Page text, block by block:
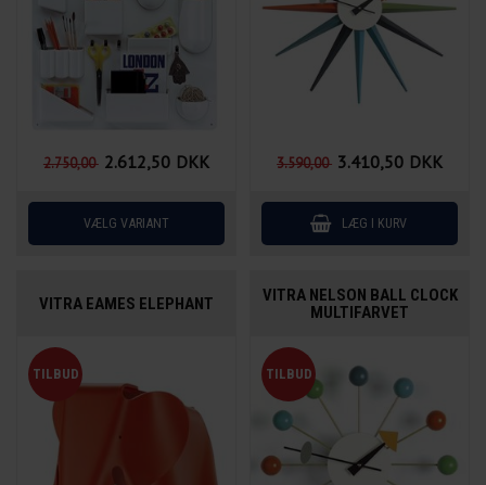
2.750,00 2.612,50 DKK 3.590,00 3.410,50 DKK
VITRA EAMES ELEPHANT
VITRA NELSON BALL CLOCK
MULTIFARVET